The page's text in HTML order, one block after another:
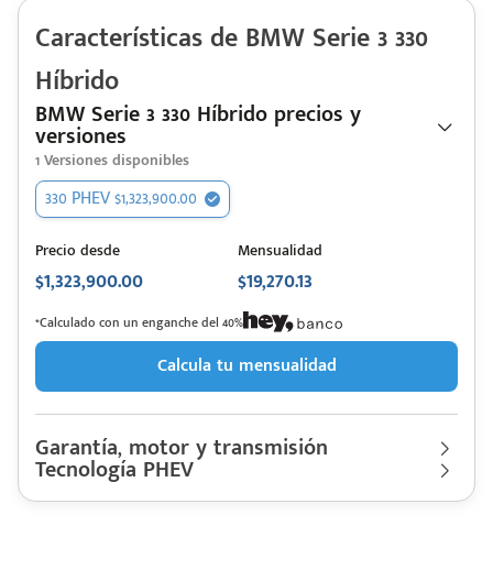
Características de BMW Serie 3 330
Híbrido
BMW Serie 3 330 Híbrido precios y
versiones
1Versiones disponibles
330 PHEV $1,323,900.00
Precio desde
$1,323,900.00
Mensualidad
$19,270.13
*Calculado con un enganche del 40%
Calcula tu mensualidad
Garantía, motor y transmisión
Garantía
60,000 Km | 3 años
Motor cilindros
Lt 2.0L Turbo | Hp. 292
Tecnología PHEV
Descripción de funcionamiento motorizaciónBMWSerie 3 330